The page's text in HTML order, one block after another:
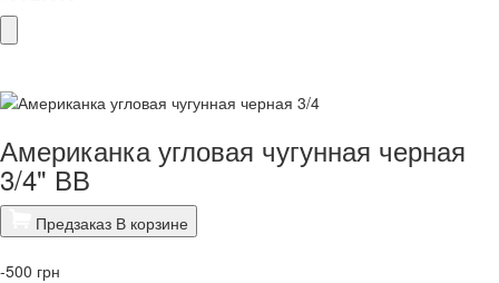
Американка угловая чугунная черная
3/4" ВВ
Предзаказ В корзине
-500 грн